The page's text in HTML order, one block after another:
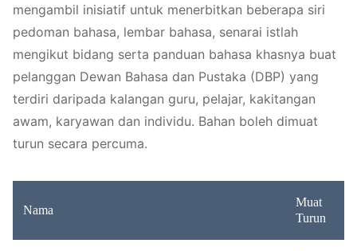
mengambil inisiatif untuk menerbitkan beberapa siri
pedoman bahasa, lembar bahasa, senarai istlah
mengikut bidang serta panduan bahasa khasnya buat
pelanggan Dewan Bahasa dan Pustaka (DBP) yang
terdiri daripada kalangan guru, pelajar, kakitangan
awam, karyawan dan individu. Bahan boleh dimuat
turun secara percuma.
Nama
Muat
Turun